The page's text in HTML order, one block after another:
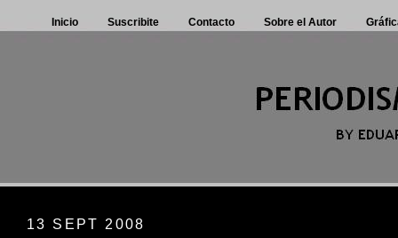
Inicio Suscribite Contacto Sobre el Autor
13 SEPT 2008